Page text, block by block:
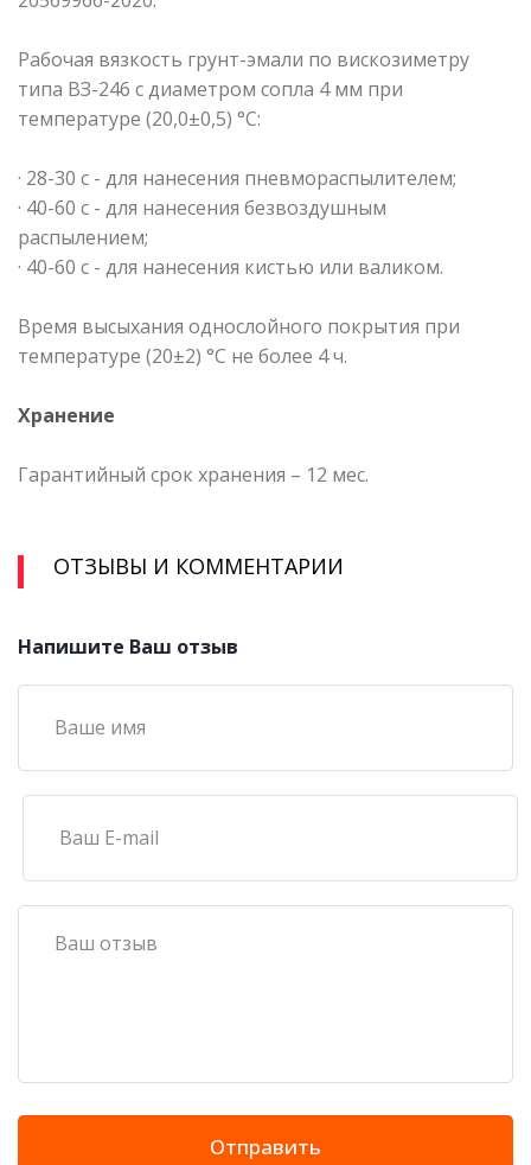
Рабочая вязкость грунт-эмали по вискозиметру
типа ВЗ-246 с диаметром сопла 4 мм при
температуре (20,0±0,5) °С:
· 28-30 с - для нанесения пневмораспылителем;
· 40-60 с - для нанесения безвоздушным
распылением;
· 40-60 с - для нанесения кистью или валиком.
Время высыхания однослойного покрытия при
температуре (20±2) °С не более 4 ч.
Хранение
Гарантийный срок хранения – 12 мес.
ОТЗЫВЫ И КОММЕНТАРИИ
Напишите Ваш отзыв
Отправить